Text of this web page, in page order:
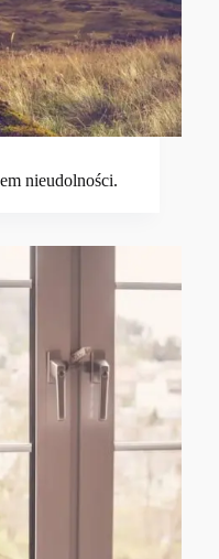
nieudolności.